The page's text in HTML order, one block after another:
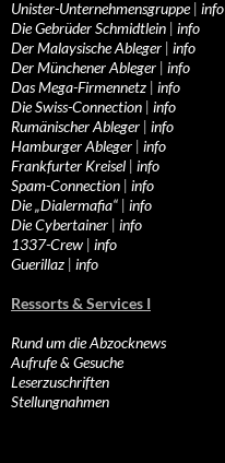
Unister-Unternehmensgruppe| info
Die Gebrüder Schmidtlein | info
Der Malaysische Ableger | info
Der Münchener Ableger | info
Das Mega-Firmennetz | info
Die Swiss-Connection | info
Rumänischer Ableger | info
Hamburger Ableger | info
Frankfurter Kreisel | info
Spam-Connection | info
Die „Dialermafia“ | info
Die Cybertainer | info
1337-Crew | info
Guerillaz | info
Ressorts & Services I
Rund um die Abzocknews
Aufrufe & Gesuche
Leserzuschriften
Stellungnahmen